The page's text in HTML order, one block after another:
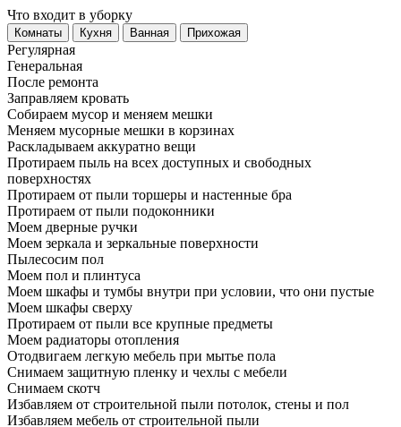
Что входит в уборку
Регу­лярная
Гене­ральная
После ремонта
Заправляем кровать
Собираем мусор и меняем мешки
Меняем мусорные мешки в корзинах
Раскладываем аккуратно вещи
Протираем пыль на всех доступных и свободных
поверхностях
Протираем от пыли торшеры и настенные бра
Протираем от пыли подоконники
Моем дверные ручки
Моем зеркала и зеркальные поверхности
Пылесосим пол
Моем пол и плинтуса
Моем шкафы и тумбы внутри при условии, что они пустые
Моем шкафы сверху
Протираем от пыли все крупные предметы
Моем радиаторы отопления
Отодвигаем легкую мебель при мытье пола
Снимаем защитную пленку и чехлы с мебели
Снимаем скотч
Избавляем от строительной пыли потолок, стены и пол
Избавляем мебель от строительной пыли